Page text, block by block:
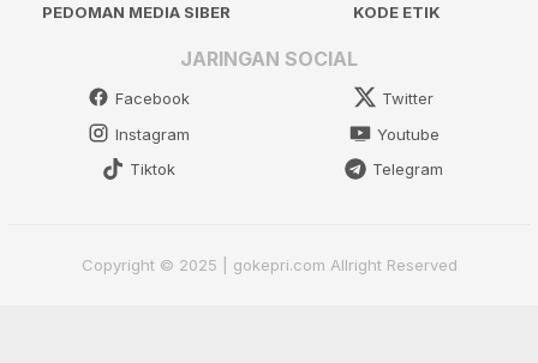
PEDOMAN MEDIA SIBER
KODE ETIK
JARINGAN SOCIAL
Facebook
Twitter
Instagram
Youtube
Tiktok
Telegram
Copyright © 2025 | gokepri.com Allright Reserved